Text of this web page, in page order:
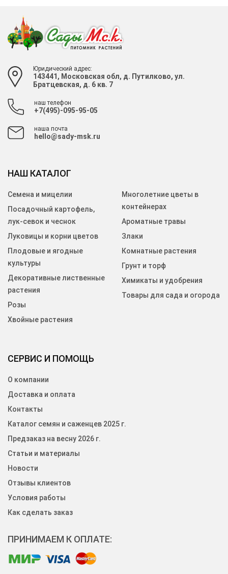
Юридический адрес:
143441, Московская обл, д. Путилково, ул.
Братцевская, д. 6 кв. 7
наш телефон
+7(495)-095-95-05
наша почта
hello@sady-msk.ru
СЕРВИС И ПОМОЩЬ
О компании
Доставка и оплата
Контакты
Каталог семян и саженцев 2025 г.
Предзаказ на весну 2026 г.
Статьи и материалы
Новости
Отзывы клиентов
Условия работы
Как сделать заказ
НАШ КАТАЛОГ
Семена и мицелии
Посадочный картофель,
лук-севок и чеснок
Луковицы и корни цветов
Плодовые и ягодные
культуры
Декоративные лиственные
растения
Розы
Хвойные растения
Многолетние цветы в
контейнерах
Ароматные травы
Злаки
Комнатные растения
Грунт и торф
Химикаты и удобрения
Товары для сада и огорода
ПРИНИМАЕМ К ОПЛАТЕ: